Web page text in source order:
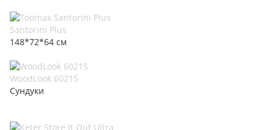
Santorini Plus
148*72*64 см
WoodLook 60215
Сундуки